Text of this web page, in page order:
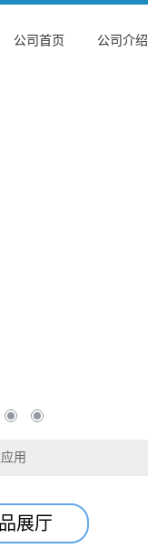
公司首页 公司介绍
用
展厅